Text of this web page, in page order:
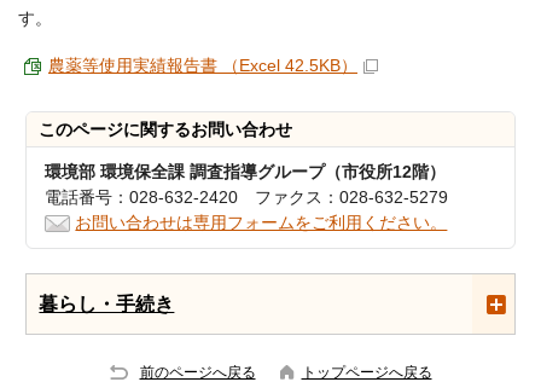
す。
農薬等使用実績報告書 （Excel 42.5KB）
このページに関するお問い合わせ
環境部 環境保全課 調査指導グループ（市役所12階）
電話番号：028-632-2420 ファクス：028-632-5279
お問い合わせは専用フォームをご利用ください。
暮らし・手続き
前のページへ戻る トップページへ戻る